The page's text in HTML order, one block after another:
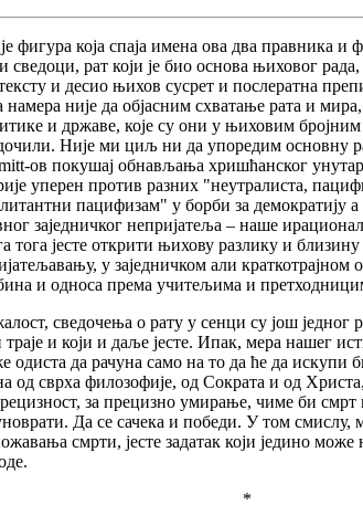
фигура која спаја имена ова два правника и
сведоци, рат који је био основа њиховог рада,
и десио њихов сусрет и послератна
намера није да објасним схватање рата и
и државе, које су они у њиховим бројним
Није ми циљ ни да упоредим основну
ов покушај обнављања хришћанског
уперен против разних "неутралиста,
пацифизам" у борби за демократију
заједничког непријатеља – наше
тога јесте открити њихову разлику и близину
у заједничком али
и односа према учитељима и
сведочења о рату у сенци су још једног
траје и који и даље јесте. Ипак, мера нашег
одиста да рачуна само на то да ће да искупи
од сврха филозофије, од Сократа и од
за прецизно умирање, чиме би смрт
Да се сачека и победи. У том
смрти, јесте задатак који једино може
*